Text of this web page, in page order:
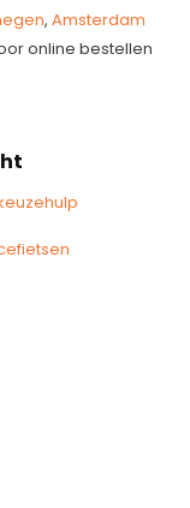
,Amsterdam
online bestellen